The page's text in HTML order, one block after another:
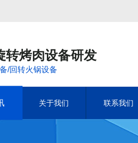
转烤肉设备研发
/回转火锅设备
关于我们 联系我们